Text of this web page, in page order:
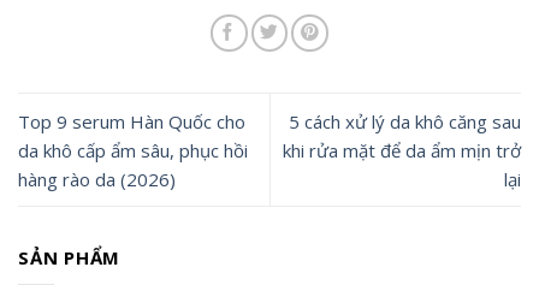
Top 9 serum Hàn Quốc cho
da khô cấp ẩm sâu, phục hồi
hàng rào da (2026)
5 cách xử lý da khô căng sau
khi rửa mặt để da ẩm mịn trở
lại
SẢN PHẨM